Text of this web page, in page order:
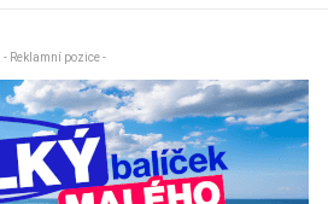
- Reklamní pozice -